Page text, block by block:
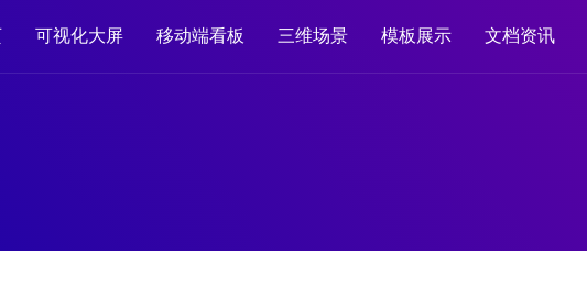
可视化大屏 移动端看板 三维场景 模板展示 文档资讯